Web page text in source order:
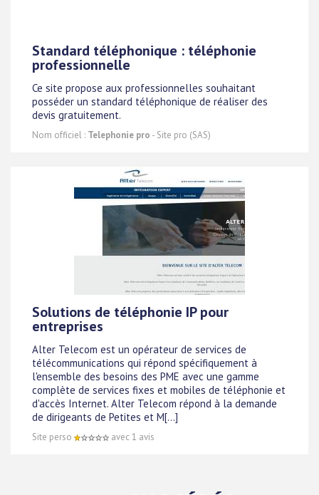
Standard téléphonique : téléphonie
professionnelle
Ce site propose aux professionnelles souhaitant
posséder un standard téléphonique de réaliser des
devis gratuitement.
Nom officiel : Telephonie pro - Site pro (SAS)
Solutions de téléphonie IP pour
entreprises
Alter Telecom est un opérateur de services de
télécommunications qui répond spécifiquement à
l'ensemble des besoins des PME avec une gamme
complète de services fixes et mobiles de téléphonie et
d'accès Internet. Alter Telecom répond à la demande
de dirigeants de Petites et M[...]
Site perso avec 1 avis